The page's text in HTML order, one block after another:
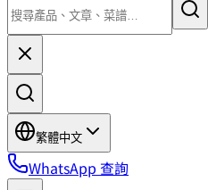
繁體中文
WhatsApp 查詢